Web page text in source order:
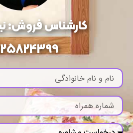
کارشناس فروش: